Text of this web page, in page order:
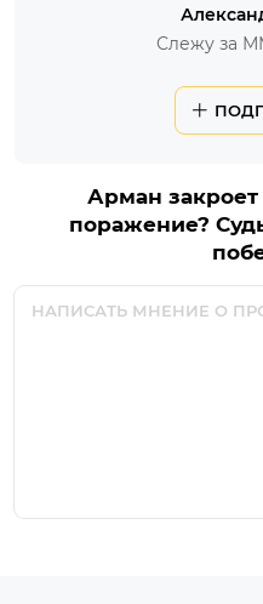
Слежу за
Арман
поражение?